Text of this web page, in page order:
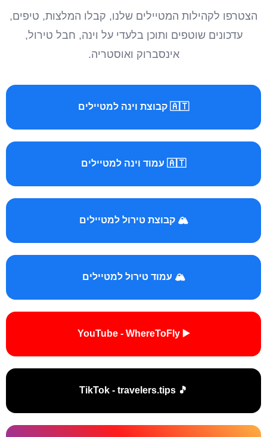
הצטרפו לקהילות המטיילים שלנו, קבלו המלצות, טיפים,
עדכונים שוטפים ותוכן בלעדי על וינה, חבל טירול,
אינסברוק ואוסטריה.
🇦🇹 קבוצת וינה למטיילים
🇦🇹 עמוד וינה למטיילים
🏔️ קבוצת טירול למטיילים
🏔️ עמוד טירול למטיילים
▶️ YouTube - WhereToFly
🎵 TikTok - travelers.tips